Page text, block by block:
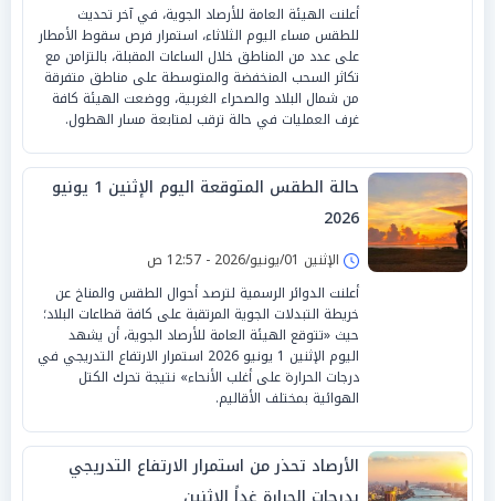
أعلنت الهيئة العامة للأرصاد الجوية، في آخر تحديث
للطقس مساء اليوم الثلاثاء، استمرار فرص سقوط الأمطار
على عدد من المناطق خلال الساعات المقبلة، بالتزامن مع
تكاثر السحب المنخفضة والمتوسطة على مناطق متفرقة
من شمال البلاد والصحراء الغربية، ووضعت الهيئة كافة
غرف العمليات في حالة ترقب لمتابعة مسار الهطول.
حالة الطقس المتوقعة اليوم الإثنين 1 يونيو
2026
الإثنين 01/يونيو/2026 - 12:57 ص
أعلنت الدوائر الرسمية لترصد أحوال الطقس والمناخ عن
خريطة التبدلات الجوية المرتقبة على كافة قطاعات البلاد؛
حيث «تتوقع الهيئة العامة للأرصاد الجوية، أن يشهد
اليوم الإثنين 1 يونيو 2026 استمرار الارتفاع التدريجي في
درجات الحرارة على أغلب الأنحاء» نتيجة تحرك الكتل
الهوائية بمختلف الأقاليم.
الأرصاد تحذر من استمرار الارتفاع التدريجي